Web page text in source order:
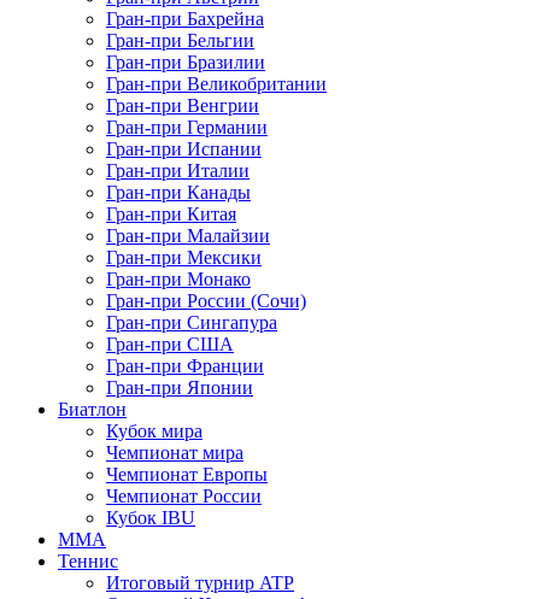
Гран-при Бахрейна
Гран-при Бельгии
Гран-при Бразилии
Гран-при Великобритании
Гран-при Венгрии
Гран-при Германии
Гран-при Испании
Гран-при Италии
Гран-при Канады
Гран-при Китая
Гран-при Малайзии
Гран-при Мексики
Гран-при Монако
Гран-при России (Сочи)
Гран-при Сингапура
Гран-при США
Гран-при Франции
Гран-при Японии
Биатлон
Кубок мира
Чемпионат мира
Чемпионат Европы
Чемпионат России
Кубок IBU
MMA
Теннис
Итоговый турнир ATP